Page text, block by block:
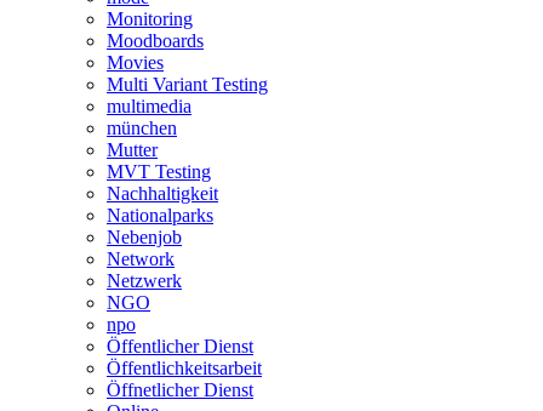
Monitoring
Moodboards
Movies
Multi Variant Testing
multimedia
münchen
Mutter
MVT Testing
Nachhaltigkeit
Nationalparks
Nebenjob
Network
Netzwerk
NGO
npo
Öffentlicher Dienst
Öffentlichkeitsarbeit
Öffnetlicher Dienst